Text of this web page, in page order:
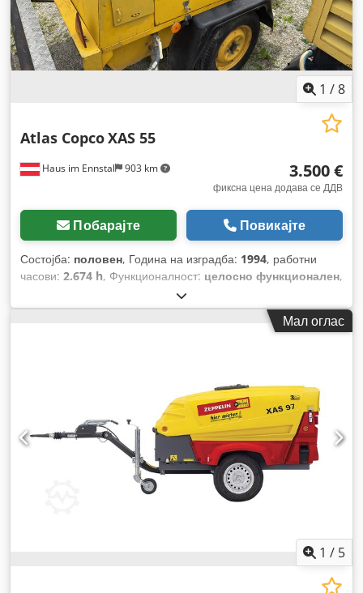
1 /8
Haus im Ennstal 903 km
Atlas CopcoXAS 55
3.500 €
фиксна цена додава се ДДВ
Побарајте Повикајте
Состојба: половен, Година на изградба: 1994, работни
часови: 2.674 h, Функционалност: целосно функционален,
Мал оглас
1 / 5